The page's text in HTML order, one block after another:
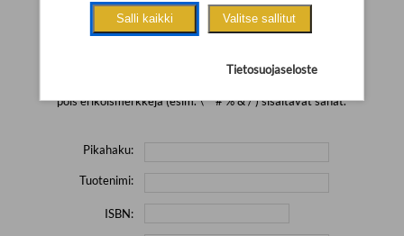
Tarkennettu haku
pois erikoismerkkejä (esim. \' " # % & / ) sisältävät sanat.
Pikahaku:
Tuotenimi:
ISBN:
Salli kaikki Valitse sallitut
Tietosuojaseloste